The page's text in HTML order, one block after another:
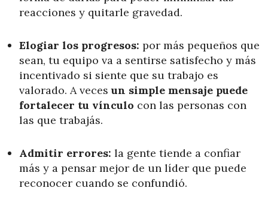
reacciones y quitarle gravedad.
Elogiar los progresos: por más pequeños que
sean, tu equipo va a sentirse satisfecho y más
incentivado si siente que su trabajo es
valorado. A vecesun simple mensaje puede
fortalecer tu vínculo con las personas con
las que trabajás.
Admitir errores: la gente tiende a confiar
más y a pensar mejor de un líder que puede
reconocer cuando se confundió.